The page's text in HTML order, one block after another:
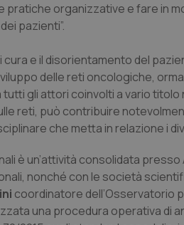
pratiche organizzative e fare in
pazienti”.
e il disorientamento del
delle reti oncologiche,
gli attori coinvolti a vario titolo
reti, può contribuire
che metta in relazione i
è un’attività consolidata presso
nonché con le società
coordinatore dell’Osservatorio
una procedura operativa di